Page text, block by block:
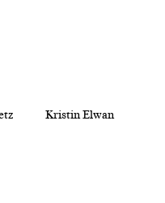
Kristin Elwan